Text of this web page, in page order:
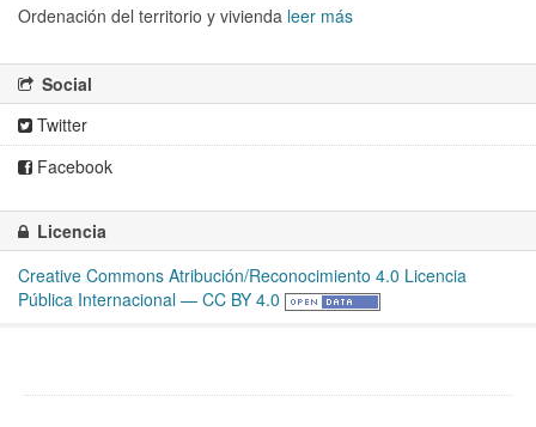
Ordenación del territorio y vivienda leer más
Social
Twitter
Facebook
Licencia
Creative Commons Atribución/Reconocimiento 4.0 Licencia
Pública Internacional — CC BY 4.0